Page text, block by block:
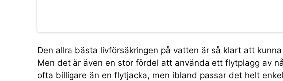
Den allra bästa livförsäkringen på vatten är så klart att
Men det är även en stor fördel att använda ett flytplagg av
ofta billigare än en flytjacka, men ibland passar det helt